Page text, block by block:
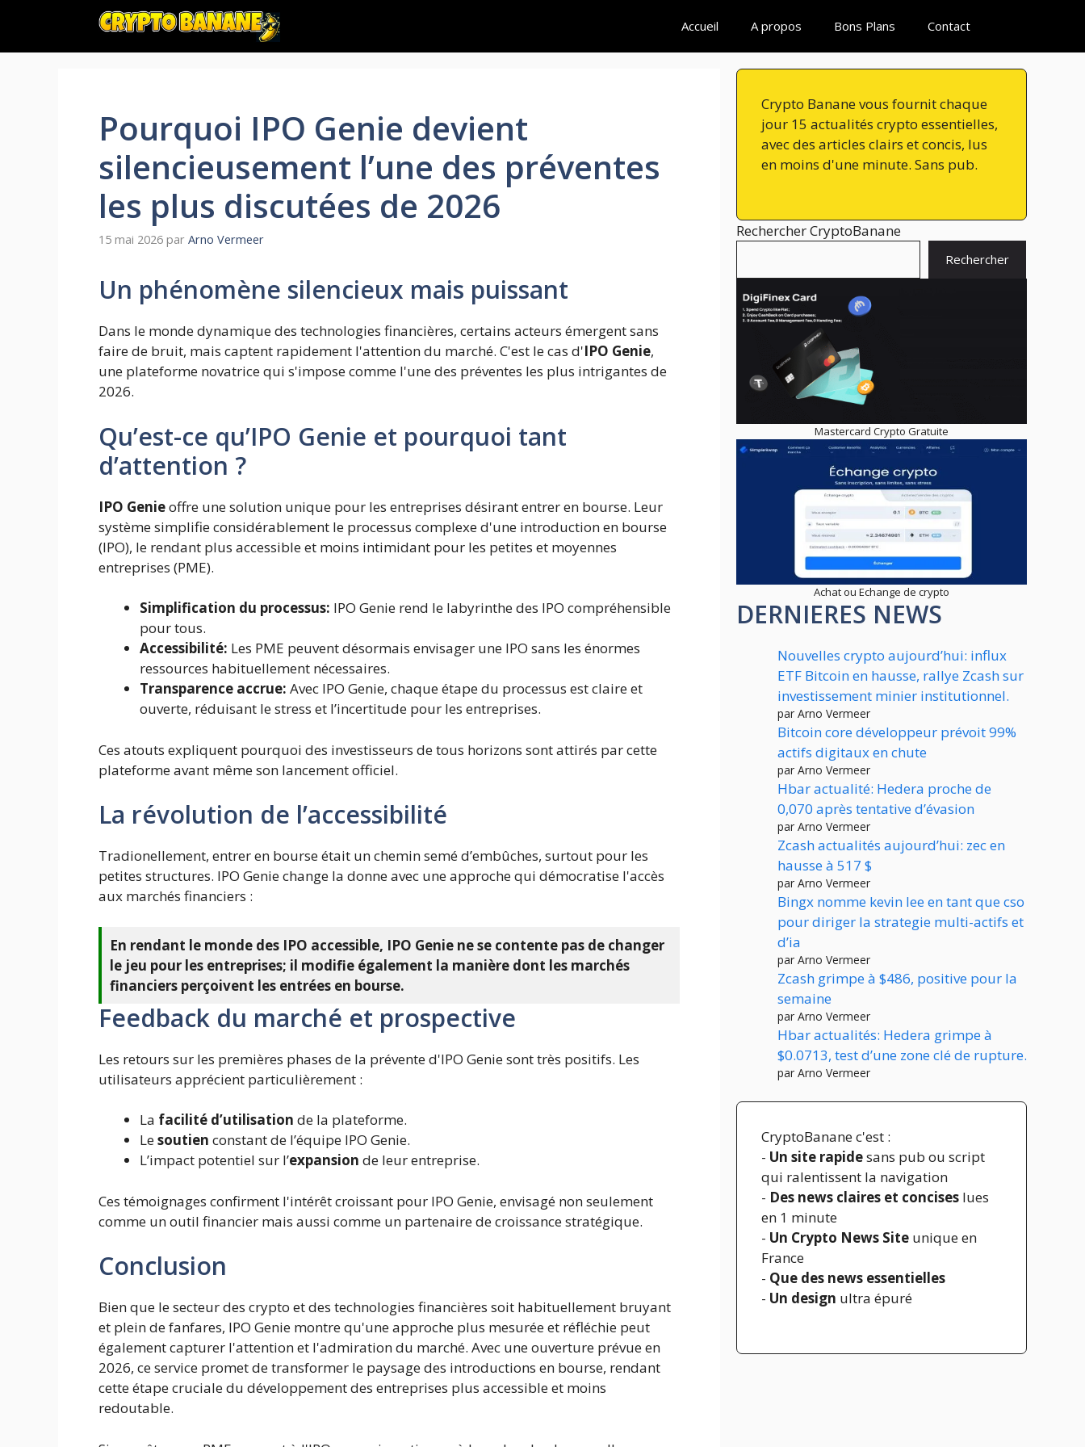
contenu
Accueil A propos Bons Plans Contact
Pourquoi IPO Genie devient
silencieusement l’une des préventes
les plus discutées de 2026
15 mai 2026 par Arno Vermeer
Un phénomène silencieux mais puissant
Dans le monde dynamique des technologies financières, certains acteurs émergent sans
faire de bruit, mais captent rapidement l'attention du marché. C'est le cas d'IPO Genie,
une plateforme novatrice qui s'impose comme l'une des préventes les plus intrigantes de
2026.
Qu’est-ce qu’IPO Genie et pourquoi tant
d’attention ?
IPO Genieoffre une solution unique pour les entreprises désirant entrer en bourse. Leur
système simplifie considérablement le processus complexe d'une introduction en bourse
(IPO), le rendant plus accessible et moins intimidant pour les petites et moyennes
entreprises (PME).
Simplification du processus: IPO Genie rend le labyrinthe des IPO compréhensible
pour tous.
Accessibilité: Les PME peuvent désormais envisager une IPO sans les énormes
ressources habituellement nécessaires.
Transparence accrue: Avec IPO Genie, chaque étape du processus est claire et
ouverte, réduisant le stress et l’incertitude pour les entreprises.
Ces atouts expliquent pourquoi des investisseurs de tous horizons sont attirés par cette
plateforme avant même son lancement officiel.
La révolution de l’accessibilité
Tradionellement, entrer en bourse était un chemin semé d’embûches, surtout pour les
petites structures. IPO Genie change la donne avec une approche qui démocratise l'accès
aux marchés financiers :
En rendant le monde des IPO accessible, IPO Genie ne se contente pas de changer
le jeu pour les entreprises; il modifie également la manière dont les marchés
financiers perçoivent les entrées en bourse.
Feedback du marché et prospective
Les retours sur les premières phases de la prévente d'IPO Genie sont très positifs. Les
utilisateurs apprécient particulièrement :
La facilité d’utilisation de la plateforme.
Lesoutien constant de l’équipe IPO Genie.
L’impact potentiel sur l’expansion de leur entreprise.
Ces témoignages confirment l'intérêt croissant pour IPO Genie, envisagé non seulement
comme un outil financier mais aussi comme un partenaire de croissance stratégique.
Conclusion
Bien que le secteur des crypto et des technologies financières soit habituellement bruyant
et plein de fanfares, IPO Genie montre qu'une approche plus mesurée et réfléchie peut
également capturer l'attention et l'admiration du marché. Avec une ouverture prévue en
2026, ce service promet de transformer le paysage des introductions en bourse, rendant
cette étape cruciale du développement des entreprises plus accessible et moins
redoutable.
Crypto Banane vous fournit chaque
jour 15 actualités crypto essentielles,
avec des articles clairs et concis, lus
en moins d'une minute. Sans pub.
Rechercher CryptoBanane
Rechercher
Mastercard Crypto Gratuite
Achat ou Echange de crypto
DERNIERES NEWS
Nouvelles crypto aujourd’hui: influx
ETF Bitcoin en hausse, rallye Zcash sur
investissement minier institutionnel.
par Arno Vermeer
Bitcoin core développeur prévoit 99%
actifs digitaux en chute
par Arno Vermeer
Hbar actualité: Hedera proche de
0,070 après tentative d’évasion
par Arno Vermeer
Zcash actualités aujourd’hui: zec en
hausse à 517 $
par Arno Vermeer
Bingx nomme kevin lee en tant que cso
pour diriger la strategie multi-actifs et
d’ia
par Arno Vermeer
Zcash grimpe à $486, positive pour la
semaine
par Arno Vermeer
Hbar actualités: Hedera grimpe à
$0.0713, test d’une zone clé de rupture.
par Arno Vermeer
CryptoBanane c'est :
- Un site rapidesans pub ou script
qui ralentissent la navigation
- Des news claires et concises lues
en 1 minute
- Un Crypto News Site unique en
France
- Que des news essentielles
- Un design ultra épuré